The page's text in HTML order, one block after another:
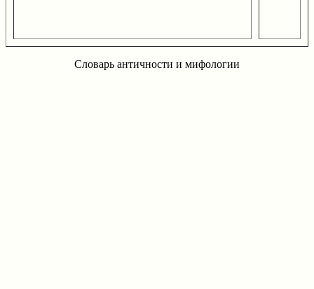
Словарь античности и мифологии